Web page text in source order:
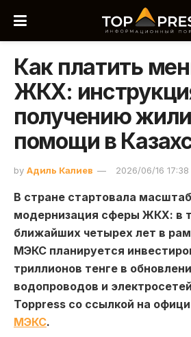
Как платить
ЖКХ:
получению
помощи в
by Адиль Калиев 2026/06/16 17:38
В стране стартовала
модернизация сферы ЖКХ: в
ближайших четырех лет в
МЭКС планируется
триллионов тенге в
водопроводов и
Toppress со ссылкой на
МЭКС.